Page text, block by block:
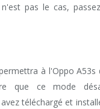
pas le cas,
à l'Oppo A53s
que ce mode
téléchargé et